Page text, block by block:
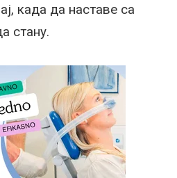
када да наставе са
стану.